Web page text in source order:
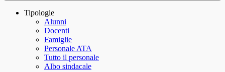
Tipologie
Alunni
Docenti
Famiglie
Personale ATA
Tutto il personale
Albo sindacale